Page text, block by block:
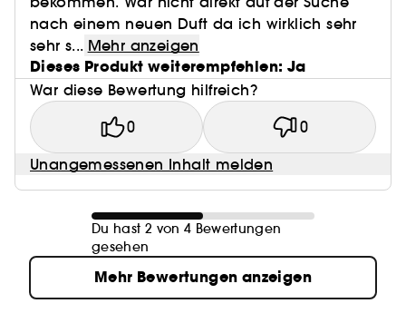
nach einem neuen Duft da ich wirklich sehr
sehr s... Mehr anzeigen
Dieses Produkt weiterempfehlen: Ja
War diese Bewertung hilfreich?
0 0
Unangemessenen Inhalt melden
Du hast 2 von 4 Bewertungen
gesehen
Mehr Bewertungen anzeigen